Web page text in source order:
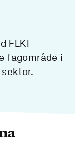
FLKI
fagområde i